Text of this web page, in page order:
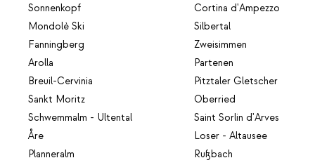
Sonnenkopf
Mondolè Ski
Fanningberg
Arolla
Breuil-Cervinia
Sankt Moritz
Schwemmalm - Ultental
Åre
Planneralm
Cortina d'Ampezzo
Silbertal
Zweisimmen
Partenen
Pitztaler Gletscher
Oberried
Saint Sorlin d'Arves
Loser - Altausee
Rußbach